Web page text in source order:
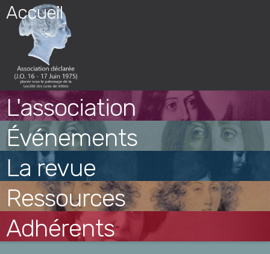
Skip
content
Accueil
L'association
Événements
La revue
Ressources
Adhérents